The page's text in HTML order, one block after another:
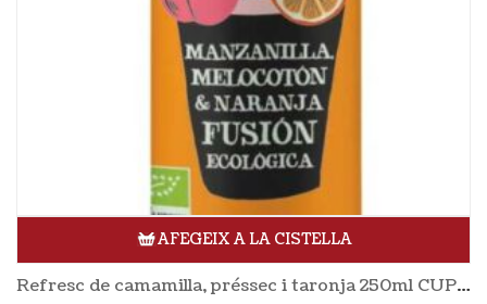
AFEGEIX A LA CISTELLA
Refresc de camamilla, préssec i taronja 250ml CUPPER